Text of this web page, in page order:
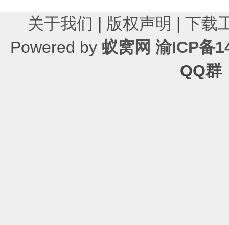
关于我们 | 版权声明 | 下载
Powered by 蚁窝网 渝ICP备
QQ群